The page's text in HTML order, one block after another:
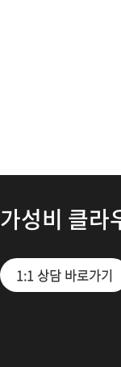
가성비 클라
1:1 상담 바로가기